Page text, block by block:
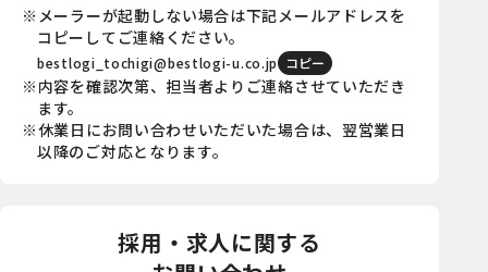
高校生向け採用情報
お問い合わせ
※メーラーが起動しない場合は下記メールアドレスを
コピーしてご連絡ください。
bestlogi_tochigi@bestlogi-u.co.jp コピー
※内容を確認次第、担当者よりご連絡させていただき
ます。
※休業日にお問い合わせいただいた場合は、翌営業日
以降のご対応となります。
採用・求人に関する